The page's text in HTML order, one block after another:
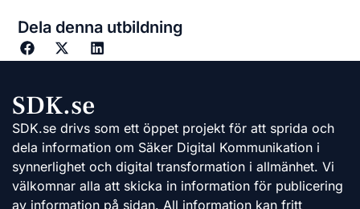
Dela denna utbildning
SDK.se
SDK.se drivs som ett öppet projekt för att sprida och
dela information om Säker Digital Kommunikation i
synnerlighet och digital transformation i allmänhet. Vi
välkomnar alla att skicka in information för publicering
av information på sidan. All information kan fritt